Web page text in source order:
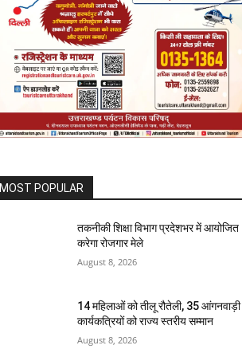
MOST POPULAR
तकनीकी शिक्षा विभाग प्रदेशभर में आयोजित
करेगा रोजगार मेले
August 8, 2026
14 महिलाओं को तीलू रौतेली, 35 आंगनवाड़ी
कार्यकत्रियों को राज्य स्तरीय सम्मान
August 8, 2026